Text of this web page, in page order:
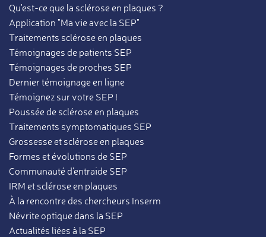
Qu'est-ce que la sclérose en plaques ?
Application "Ma vie avec la SEP"
Traitements sclérose en plaques
Témoignages de patients SEP
Témoignages de proches SEP
Dernier témoignage en ligne
Témoignez sur votre SEP !
Poussée de sclérose en plaques
Traitements symptomatiques SEP
Grossesse et sclérose en plaques
Formes et évolutions de SEP
Communauté d'entraide SEP
IRM et sclérose en plaques
À la rencontre des chercheurs Inserm
Névrite optique dans la SEP
Actualités liées à la SEP